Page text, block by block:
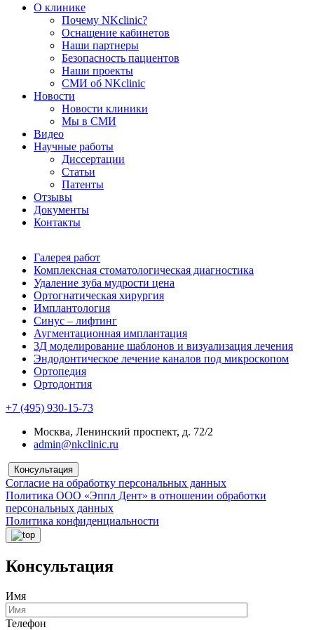
О клинике
Почему NKclinic?
Оснащение кабинетов
Наши партнеры
Безопасность пациентов
Наши проекты
СМИ об NKclinic
Новости
Новости клиники
Мы в СМИ
Видео
Научные работы
Диссертации
Статьи
Патенты
Отзывы
Документы
Контакты
Галерея работ
Комплексная стоматологическая диагностика
Удаление зуба мудрости цена
Ортогнатическая хирургия
Имплантология
Синус – лифтинг
Аугментационная имплантация
3Д моделирование шаблонов и визуализация лечения
Эндодонтическое лечение каналов под микроскопом
Ортопедия
Ортодонтия
+7 (495) 930-15-73
Москва, Ленинский проспект, д. 72/2
admin@nkclinic.ru
Консультация
Согласие на обработку персональных данных
Политика ООО «Эппл Дент» в отношении обработки
персональных данных
Политика конфиденциальности
Консультация
Имя
Телефон